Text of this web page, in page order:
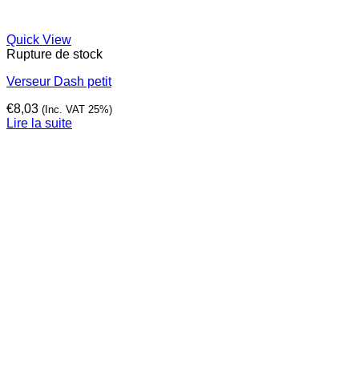
Quick View
Rupture de stock
Verseur Dash petit
€8,03 (Inc. VAT 25%)
Lire la suite